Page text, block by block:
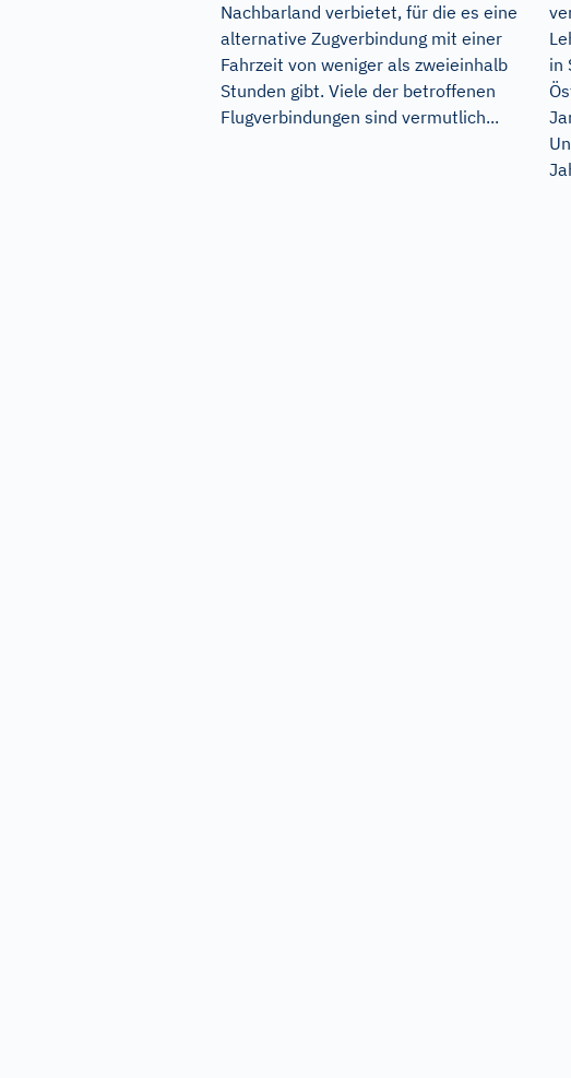
Nachbarland verbietet, für die es eine
alternative Zugverbindung mit einer
Fahrzeit von weniger als zweieinhalb
Stunden gibt. Viele der betroffenen
Flugverbindungen sind vermutlich...
in